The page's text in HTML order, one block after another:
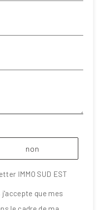
non
IMMO SUD EST
que mes